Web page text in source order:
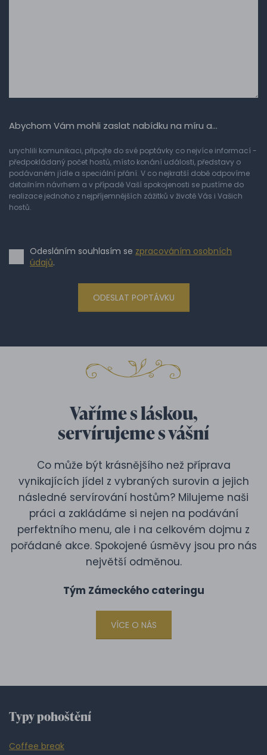
Abychom Vám mohli zaslat nabídku na míru a…
urychlili komunikaci, připojte do své poptávky co nejvíce informací -
předpokládaný počet hostů, místo konání události, představy o
podávaném jídle a speciální přání. V co nejkratší době odpovíme
detailním návrhem a v případě Vaší spokojenosti se pustíme do
realizace jednoho z nejpříjemnějších zážitků v životě Vás i Vašich
hostů.
Odesláním souhlasím se zpracováním osobních
údajů.
ODESLAT POPTÁVKU
Vaříme s láskou,
servírujeme s vášní
Co může být krásnějšího než příprava
vynikajících jídel z vybraných surovin a jejich
následné servírování hostům? Milujeme naši
práci a zakládáme si nejen na podávání
perfektního menu, ale i na celkovém dojmu z
pořádané akce. Spokojené úsměvy jsou pro nás
největší odměnou.
Tým Zámeckého cateringu
VÍCE O NÁS
Typy pohoštění
Coffee break